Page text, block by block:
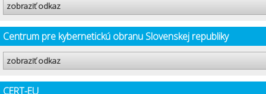
zobraziť odkaz
Centrum pre kybernetickú obranu Slovenskej republiky
zobraziť odkaz
CERT-EU